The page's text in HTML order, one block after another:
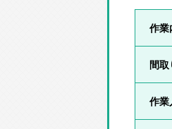
作業
間取
作業